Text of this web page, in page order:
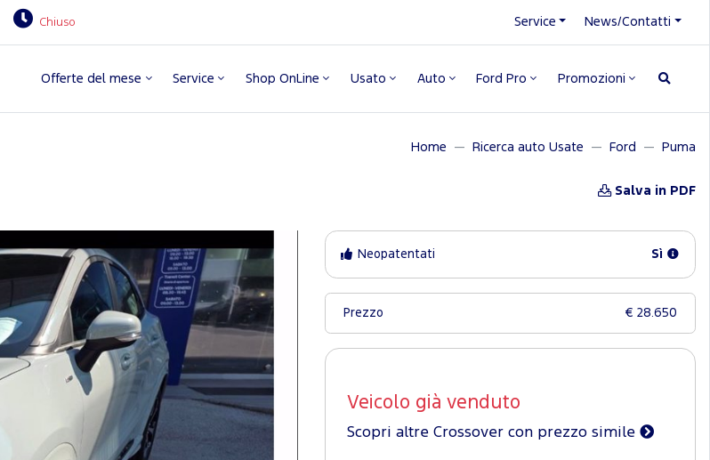
Chiuso Service News/Contatti
Offerte del mese Service Shop OnLine Usato Auto Ford Pro Promozioni
Home Ricerca auto Usate Ford Puma
Salva in PDF
Neopatentati Sì
Prezzo € 28.650
Veicolo già venduto
Scopri altre Crossover con prezzo simile